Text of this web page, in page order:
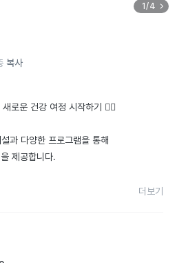
1/4
복사
로운 건강 여정 시작하기 🏋️‍♂️
과 다양한 프로그램을 통해
제공합니다.
다양한 그룹 클래스로 지루
더보기